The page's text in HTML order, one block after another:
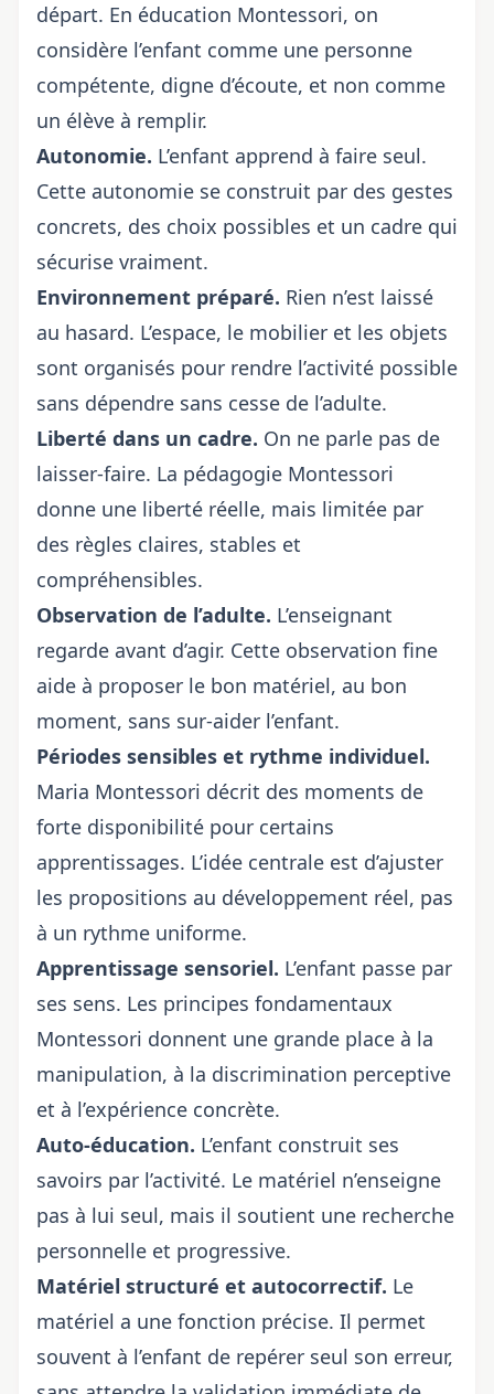
départ. En éducation Montessori, on
considère l’enfant comme une personne
compétente, digne d’écoute, et non comme
un élève à remplir.
Autonomie. L’enfant apprend à faire seul.
Cette autonomie se construit par des gestes
concrets, des choix possibles et un cadre qui
sécurise vraiment.
Environnement préparé. Rien n’est laissé
au hasard. L’espace, le mobilier et les objets
sont organisés pour rendre l’activité possible
sans dépendre sans cesse de l’adulte.
Liberté dans un cadre. On ne parle pas de
laisser-faire. La pédagogie Montessori
donne une liberté réelle, mais limitée par
des règles claires, stables et
compréhensibles.
Observation de l’adulte. L’enseignant
regarde avant d’agir. Cette observation fine
aide à proposer le bon matériel, au bon
moment, sans sur-aider l’enfant.
Périodes sensibles et rythme individuel.
Maria Montessori décrit des moments de
forte disponibilité pour certains
apprentissages. L’idée centrale est d’ajuster
les propositions au développement réel, pas
à un rythme uniforme.
Apprentissage sensoriel. L’enfant passe par
ses sens. Les principes fondamentaux
Montessori donnent une grande place à la
manipulation, à la discrimination perceptive
et à l’expérience concrète.
Auto-éducation. L’enfant construit ses
savoirs par l’activité. Le matériel n’enseigne
pas à lui seul, mais il soutient une recherche
personnelle et progressive.
Matériel structuré et autocorrectif. Le
matériel a une fonction précise. Il permet
souvent à l’enfant de repérer seul son erreur,